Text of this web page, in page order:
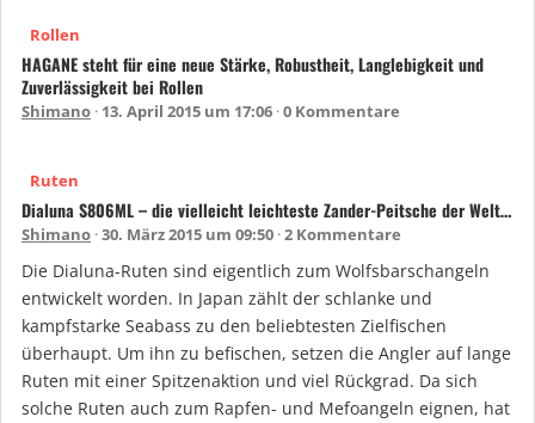
Rollen
HAGANE steht für eine neue Stärke, Robustheit, Langlebigkeit und
Zuverlässigkeit bei Rollen
Shimano 13. April 2015 um 17:06 0 Kommentare
Ruten
Dialuna S806ML – die vielleicht leichteste Zander-Peitsche der Welt…
Shimano 30. März 2015 um 09:50 2 Kommentare
Die Dialuna-Ruten sind eigentlich zum Wolfsbarschangeln
entwickelt worden. In Japan zählt der schlanke und
kampfstarke Seabass zu den beliebtesten Zielfischen
überhaupt. Um ihn zu befischen, setzen die Angler auf lange
Ruten mit einer Spitzenaktion und viel Rückgrad. Da sich
solche Ruten auch zum Rapfen- und Mefoangeln eignen, hat